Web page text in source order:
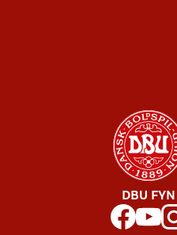
DBU FYN